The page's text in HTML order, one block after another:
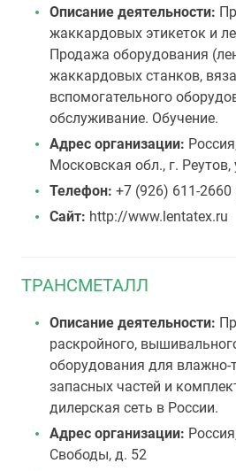
Описание деятельности:
жаккардовых этикеток и
Продажа оборудования
жаккардовых станков,
вспомогательного
обслуживание. Обучение.
Адрес организации:
Московская обл., г.
Телефон: +7 (926) 611-
Сайт: http://www.lentatex.ru
ТРАНСМЕТАЛЛ
Описание деятельности:
раскройного,
оборудования для влажно-
запасных частей и
дилерская сеть в России.
Адрес организации:
Свободы, д. 52